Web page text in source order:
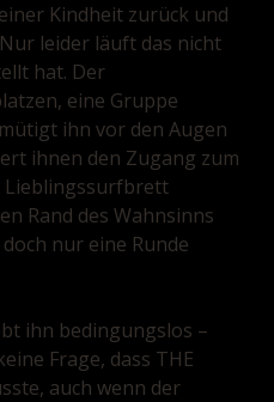
Kindheit zurück und
leider läuft das nicht
hat. Der
eine Gruppe
ihn vor den Augen
ihnen den Zugang zum
Lieblingssurfbrett
Rand des Wahnsinns
nur eine Runde
ihn bedingungslos –
Frage, dass THE
auch wenn der